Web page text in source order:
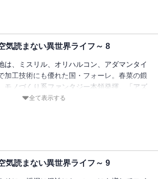
気読まない異世界ライフ～ 8
は、ミスリル、オリハルコン、アダマンタイ
加工技術にも優れた国・フォーレ。春菜の鍛
モノづくり系ファンタジー本領発揮。「アズ
開幕!!
全て表示する
気読まない異世界ライフ～ 9